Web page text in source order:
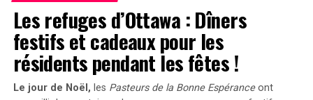
plancher pelvien tendu, vous pouvez rechercher l’aide
spécialisée d’un physiothérapeute. Voici les signes à
surveiller :
1. Si vous avez un vagin,
Les refuges d’Ottawa : Dîners
festifs et cadeaux pour les
résidents pendant les fêtes !
Le jour de Noël, les Pasteurs de la Bonne Espéranceont